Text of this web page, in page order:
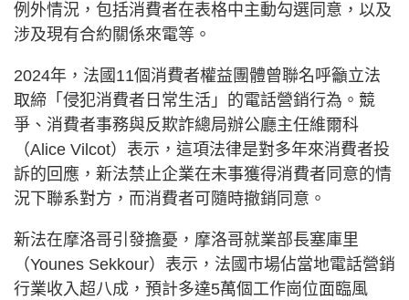
例外情況，包括消費者在表格中主動勾選同意，以及
涉及現有合約關係來電等。
2024年，法國11個消費者權益團體曾聯名呼籲立法
取締「侵犯消費者日常生活」的電話營銷行為。競
爭、消費者事務與反欺詐總局辦公廳主任維爾科
（Alice Vilcot）表示，這項法律是對多年來消費者投
訴的回應，新法禁止企業在未事獲得消費者同意的情
況下聯系對方，而消費者可隨時撤銷同意。
新法在摩洛哥引發擔憂，摩洛哥就業部長塞庫里
（Younes Sekkour）表示，法國市場佔當地電話營銷
行業收入超八成，預計多達5萬個工作崗位面臨風